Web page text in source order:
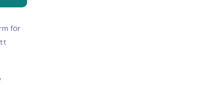
för